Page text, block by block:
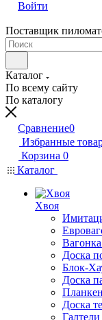
Войти
Поставщик
Каталог
По всему сайту
По каталогу
Сравнение0
Избранные
Корзина 0
Каталог
Хвоя
Доска
Блок-
Доска
Планкен
Доска
Галтели